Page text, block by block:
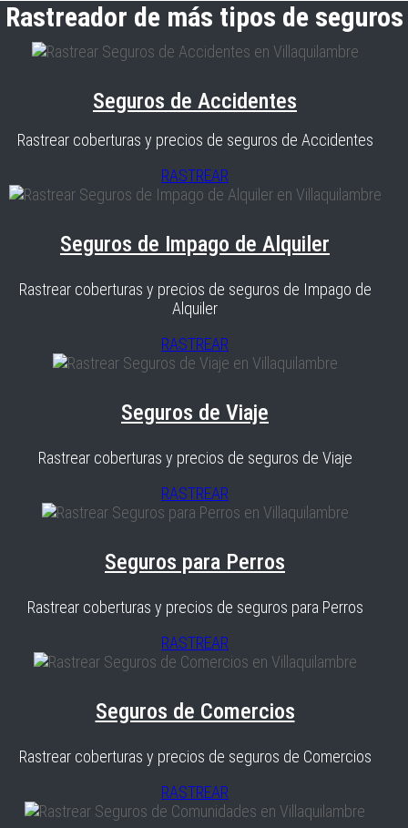
Rastreador de más tipos de seguros
Seguros de Accidentes
Rastrear coberturas y precios de seguros de Accidentes
RASTREAR
Seguros de Impago de Alquiler
Rastrear coberturas y precios de seguros de Impago de
Alquiler
RASTREAR
Seguros de Viaje
Rastrear coberturas y precios de seguros de Viaje
RASTREAR
Seguros para Perros
Rastrear coberturas y precios de seguros para Perros
RASTREAR
Seguros de Comercios
Rastrear coberturas y precios de seguros de Comercios
RASTREAR